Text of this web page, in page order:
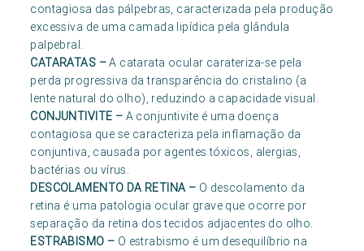
contagiosa das pálpebras, caracterizada pela produção
excessiva de uma camada lipídica pela glândula
palpebral.
CATARATAS –A catarata ocular carateriza-se pela
perda progressiva da transparência do cristalino (a
lente natural do olho), reduzindo a capacidade visual.
CONJUNTIVITE – A conjuntivite é uma doença
contagiosa que se caracteriza pela inflamação da
conjuntiva, causada por agentes tóxicos, alergias,
bactérias ou vírus.
DESCOLAMENTO DA RETINA – O descolamento da
retina é uma patologia ocular grave que ocorre por
separação da retina dos tecidos adjacentes do olho.
ESTRABISMO – O estrabismo é um desequilíbrio na